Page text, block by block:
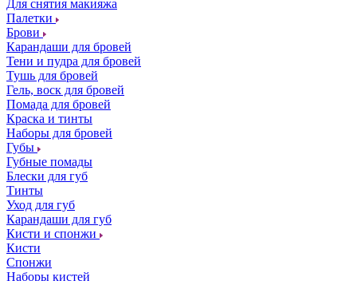
Для снятия макияжа
Палетки
Брови
Карандаши для бровей
Тени и пудра для бровей
Тушь для бровей
Гель, воск для бровей
Помада для бровей
Краска и тинты
Наборы для бровей
Губы
Губные помады
Блески для губ
Тинты
Уход для губ
Карандаши для губ
Кисти и спонжи
Кисти
Спонжи
Наборы кистей